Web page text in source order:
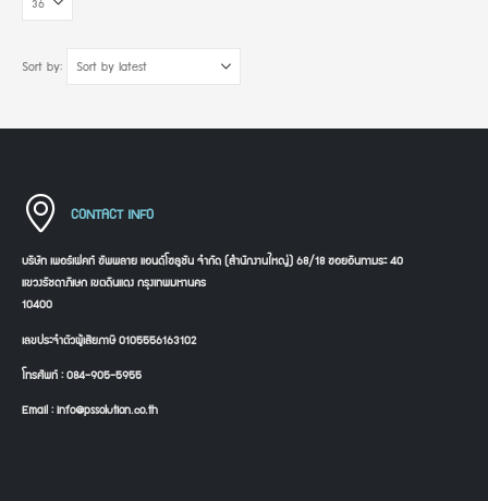
Sort by:
CONTACT INFO
บริษัท เพอร์เฟคท์ ซัพพลาย แอนด์โซลูชัน จำกัด (สำนักงานใหญ่) 68/18 ซอยอินทามระ 40
แขวงรัชดาภิเษก เขตดินแดง กรุงเทพมหานคร
10400
เลขประจำตัวผู้เสียภาษี 0105556163102
โทรศัพท์ : 084-905-5955
Email : info@pssolution.co.th